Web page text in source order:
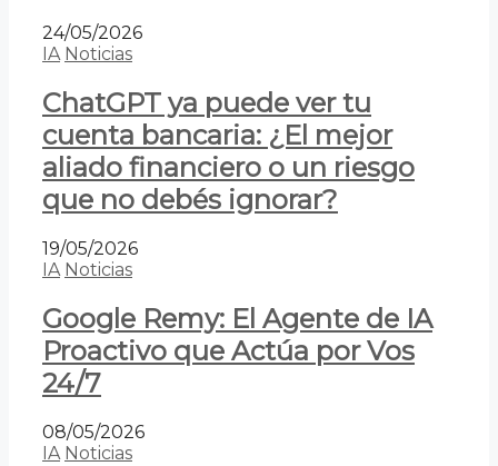
24/05/2026
IA Noticias
ChatGPT ya puede ver tu
cuenta bancaria: ¿El mejor
aliado financiero o un riesgo
que no debés ignorar?
19/05/2026
IA Noticias
Google Remy: El Agente de IA
Proactivo que Actúa por Vos
24/7
08/05/2026
IA Noticias